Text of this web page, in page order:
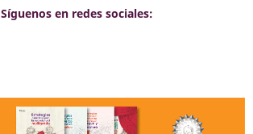
Síguenos en redes sociales: